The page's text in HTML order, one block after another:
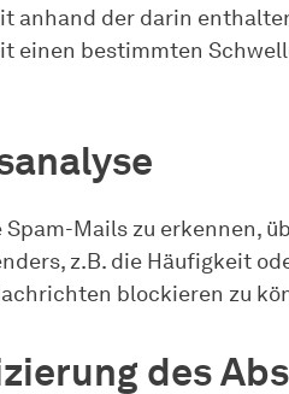
anhand der darin
einen bestimmten
Mails zu erkennen,
z.B. die Häufigkeit
blockieren zu
des